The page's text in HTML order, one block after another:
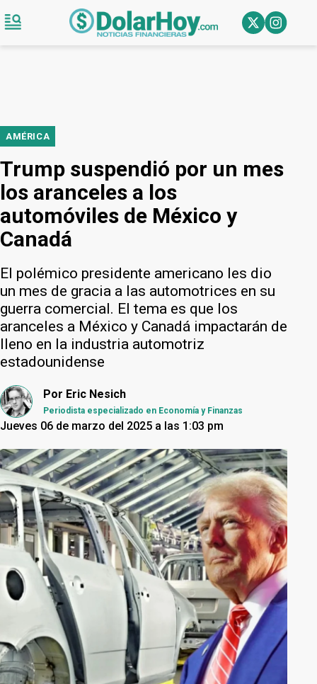
AMÉRICA
Trump suspendió por un mes
los aranceles a los
automóviles de México y
Canadá
El polémico presidente americano les dio
un mes de gracia a las automotrices en su
guerra comercial. El tema es que los
aranceles a México y Canadá impactarán de
lleno en la industria automotriz
estadounidense
Por Eric Nesich
Periodista especializado en Economía y Finanzas
Jueves 06 de marzo del 2025 a las 1:03 pm